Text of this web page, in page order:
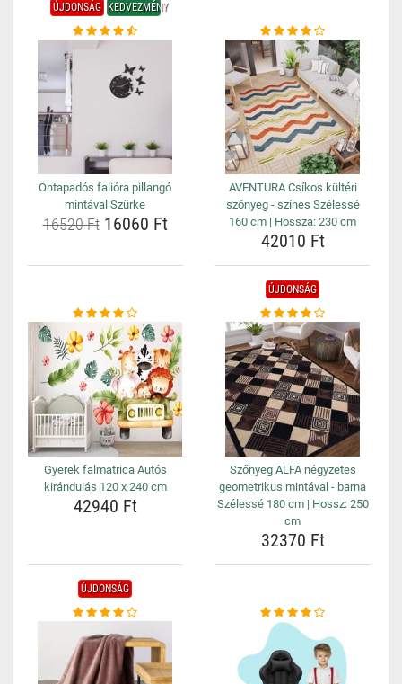
ÚJDONSÁG KEDVEZMÉNY
Öntapadós falióra pillangó
mintával Szürke
16520 Ft16060 Ft
AVENTURA Csíkos kültéri
szőnyeg - színes Szélessé
160 cm | Hossza: 230 cm
42010 Ft
Gyerek falmatrica Autós
kirándulás 120 x 240 cm
42940 Ft
ÚJDONSÁG
Szőnyeg ALFA négyzetes
geometrikus mintával - barna
Szélessé 180 cm | Hossz: 250
cm
32370 Ft
ÚJDONSÁG